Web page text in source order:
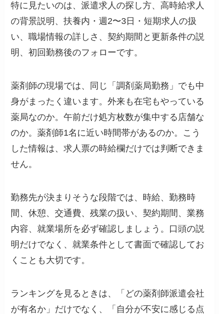
特に見たいのは、派遣求人の探し方、高時給求人
の背景説明、扶養内・週2〜3日・短期求人の扱
い、職場情報の詳しさ、契約期間と更新条件の説
明、初回勤務後のフォローです。
薬剤師の現場では、同じ「調剤薬局勤務」でも中
身がまったく違います。外来も在宅もやっている
薬局なのか。午前だけ処方枚数が集中する店舗な
のか。薬剤師1名に近い時間帯があるのか。こう
した情報は、求人票の時給欄だけでは判断できま
せん。
勤務先が決まりそうな段階では、時給、勤務時
間、休憩、交通費、残業の扱い、契約期間、業務
内容、就業場所を必ず確認しましょう。口頭の説
明だけでなく、就業条件として書面で確認してお
くことも大切です。
ランキングを見るときは、「どの薬剤師派遣会社
が有名か」だけでなく、「自分が不安に感じる点